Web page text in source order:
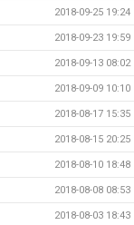
2018-09-25 19:24
2018-09-23 19:59
2018-09-13 08:02
2018-09-09 10:10
2018-08-17 15:35
2018-08-15 20:25
2018-08-10 18:48
2018-08-08 08:53
2018-08-03 18:43